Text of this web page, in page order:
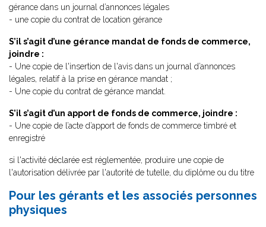
gérance dans un journal d’annonces légales
- une copie du contrat de location gérance
S’il s’agit d’une gérance mandat de fonds de commerce,
joindre :
- Une copie de l'insertion de l'avis dans un journal d’annonces
légales, relatif à la prise en gérance mandat ;
- Une copie du contrat de gérance mandat.
S’il s’agit d’un apport de fonds de commerce, joindre :
- Une copie de l’acte d’apport de fonds de commerce timbré et
enregistré
si l'activité déclarée est réglementée, produire une copie de
l'autorisation délivrée par l'autorité de tutelle, du diplôme ou du titre
Pour les gérants et les associés personnes
physiques